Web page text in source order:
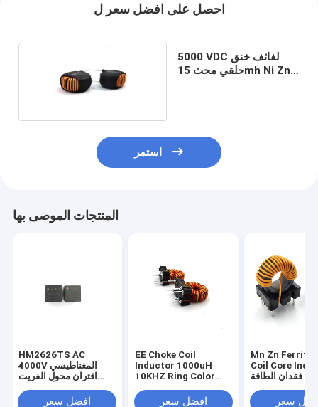
احصل على افضل سعر ل
5000 VDC لفائف خنق
حلقي محث 15mh Ni Zn
استمر
المنتجات الموصى بها
HM2626TS AC
4000V المغناطيسي
اقتران محول الفريت
افضل سعر
EE Choke Coil
Inductor 1000uH
10KHZ Ring Color
افضل سعر
Mn Zn Ferrite
Coil Core
فقدان الطاقة
سعر